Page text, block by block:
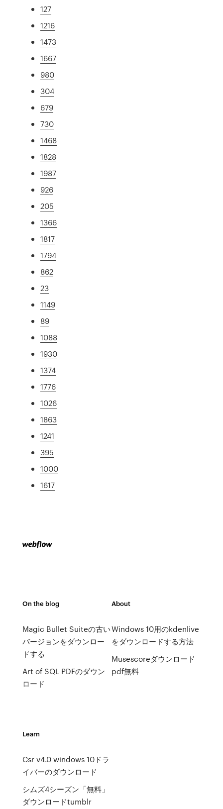
127
1216
1473
1667
980
304
679
730
1468
1828
1987
926
205
1366
1817
1794
862
23
1149
89
1088
1930
1374
1776
1026
1863
1241
395
1000
1617
On the blog
Magic Bullet Suiteの古い
バージョンをダウンロー
ドする
Art of SQL PDFのダウン
ロード
About
Windows 10用のkdenlive
をダウンロードする方法
Musescoreダウンロード
pdf無料
Learn
Csr v4.0 windows 10ドラ
イバーのダウンロード
シムズ4シーズン「無料」
ダウンロードtumblr